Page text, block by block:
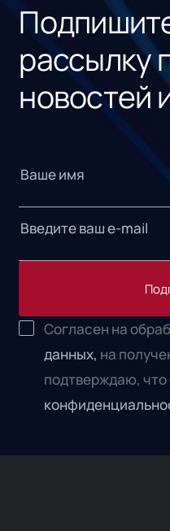
рассылку
новостей
Согласен на
данных, на
подтверждаю,